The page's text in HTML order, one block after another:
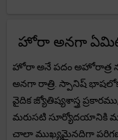
హోరా అనగా
హోరా అనే పదం అహోరాత్ర
అనగా రాత్రి. స్పానిష్
వైదిక జ్యోతిష్యశాస్త్ర
మరుసటి సూర్యోదయానికి
చాలా ముఖ్యమైనదిగా